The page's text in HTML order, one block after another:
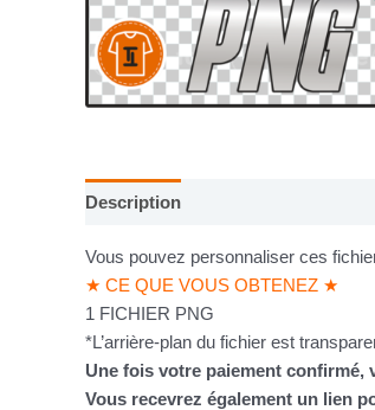
Description
Vous pouvez personnaliser ces
★ CE QUE VOUS OBTENEZ ★
1 FICHIER PNG
*L’arrière-plan du fichier est
Une fois votre paiement confirmé,
Vous recevrez également un lien